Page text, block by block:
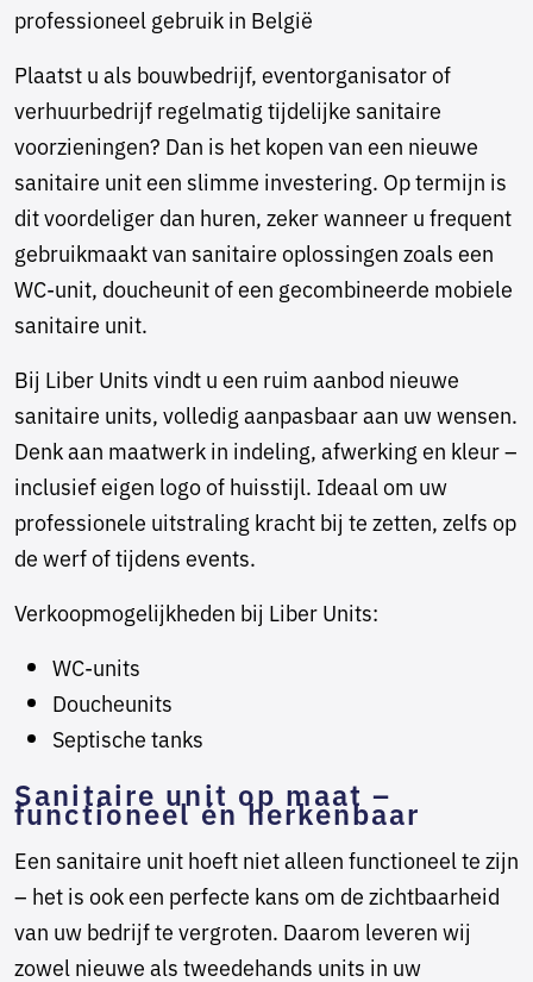
professioneel gebruik in België
Plaatst u als bouwbedrijf, eventorganisator of
verhuurbedrijf regelmatig tijdelijke sanitaire
voorzieningen? Dan is het kopen van een nieuwe
sanitaire unit een slimme investering. Op termijn is
dit voordeliger dan huren, zeker wanneer u frequent
gebruikmaakt van sanitaire oplossingen zoals een
WC-unit, doucheunit of een gecombineerde mobiele
sanitaire unit.
Bij Liber Units vindt u een ruim aanbod nieuwe
sanitaire units, volledig aanpasbaar aan uw wensen.
Denk aan maatwerk in indeling, afwerking en kleur –
inclusief eigen logo of huisstijl. Ideaal om uw
professionele uitstraling kracht bij te zetten, zelfs op
de werf of tijdens events.
Verkoopmogelijkheden bij Liber Units:
WC-units
Doucheunits
Septische tanks
Sanitaire unit op maat –
functioneel én herkenbaar
Een sanitaire unit hoeft niet alleen functioneel te zijn
– het is ook een perfecte kans om de zichtbaarheid
van uw bedrijf te vergroten. Daarom leveren wij
zowel nieuwe als tweedehands units in uw